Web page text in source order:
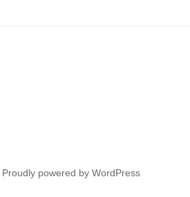
Proudly powered by WordPress